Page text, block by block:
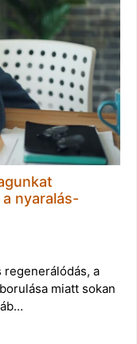
nyaralás-
regenerálódás, a
miatt sokan